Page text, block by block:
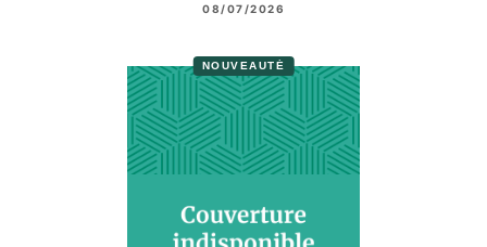
08/07/2026
NOUVEAUTÉ